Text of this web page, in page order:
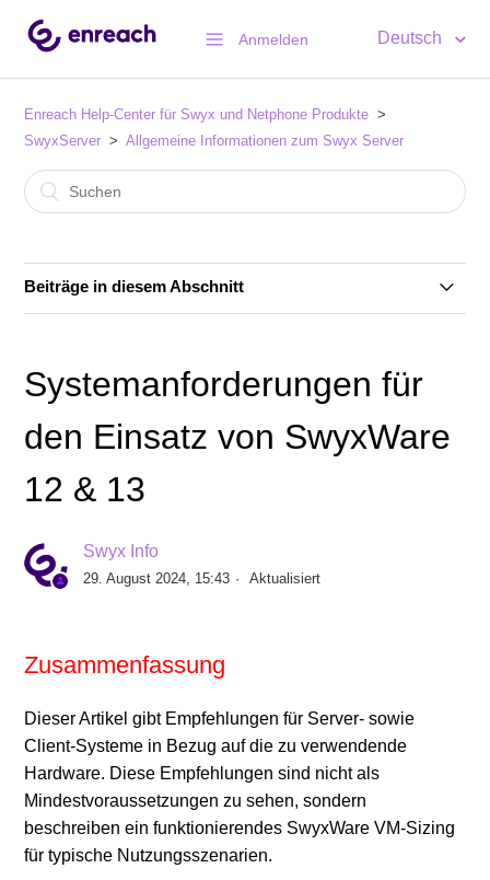
Anmelden Deutsch
Enreach Help-Center für Swyx und Netphone Produkte
SwyxServer
Allgemeine Informationen zum Swyx Server
Beiträge in diesem Abschnitt
Unterstützte Betriebssysteme für Swyx 14
Swyx Control Center 3.25 / 13.25 mit Windows Server
2012 R2
Exchange Online - Abschaltung Basic Authentication
Hardware Support
Swyx 14.10: Swyx Connectivity Setup Tool – Remote
Connector Zertifikat kann nicht erstellt werden.
Update auf SwyxWare 13.10 und MS-Teams
Systemanforderungen für
den Einsatz von SwyxWare
12 & 13
Swyx Info
29. August 2024, 15:43 Aktualisiert
Zusammenfassung
Dieser Artikel gibt Empfehlungen für Server- sowie
Client-Systeme in Bezug auf die zu verwendende
Hardware. Diese Empfehlungen sind nicht als
Mindestvoraussetzungen zu sehen, sondern
beschreiben ein funktionierendes SwyxWare VM-Sizing
für typische Nutzungsszenarien.